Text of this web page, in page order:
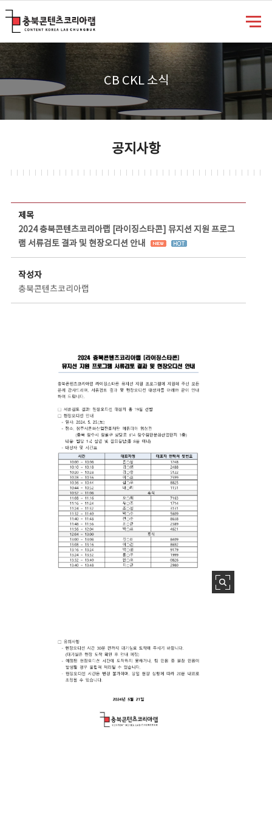
CB CKL 소식
공지사항
제목
2024 충북콘텐츠코리아랩 [라이징스타콘] 뮤지션 지원 프로그
램 서류검토 결과 및 현장오디션 안내
작성자
충북콘텐츠코리아랩